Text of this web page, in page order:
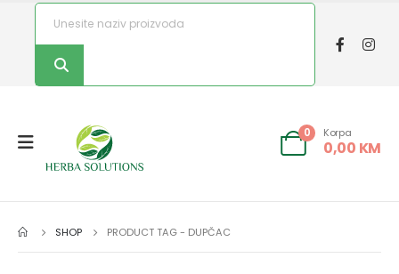
0 Korpa
0,00 KM
SHOP PRODUCT TAG - DUPČAC